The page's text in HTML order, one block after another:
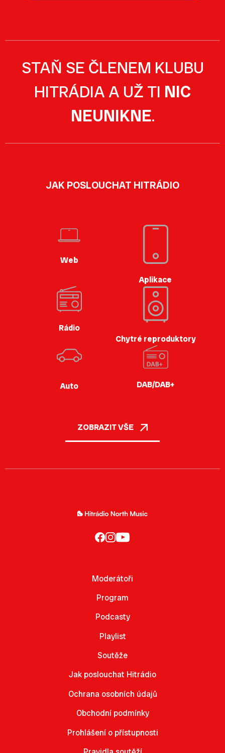
STAŇ SE ČLENEM KLUBU
HITRÁDIA A UŽ TI NIC
NEUNIKNE.
JAK POSLOUCHAT HITRÁDIO
Web
Aplikace
Rádio
Chytré reproduktory
Auto DAB/DAB+
ZOBRAZIT VŠE
Moderátoři
Program
Podcasty
Playlist
Soutěže
Jak poslouchat Hitrádio
Ochrana osobních údajů
Obchodní podmínky
Prohlášení o přístupnosti